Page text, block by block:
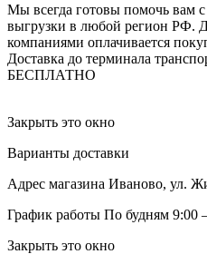
Мы всегда готовы помочь вам с
выгрузки в любой регион РФ.
компаниями оплачивается
Доставка до терминала
БЕСПЛАТНО
Закрыть это окно
Варианты доставки
Адрес магазина Иваново, ул.
График работы По будням 9:00
Закрыть это окно